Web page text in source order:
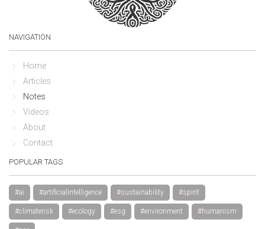
NAVIGATION
Home
Articles
Notes
Videos
About
Contact
POPULAR TAGS
#ai #artificialintelligence #sustainability #spirit
#climaterisk #ecology #esg #environment #humanism